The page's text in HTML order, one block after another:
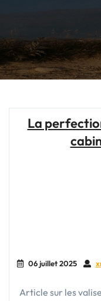
La
06 juillet 2025
Article sur les